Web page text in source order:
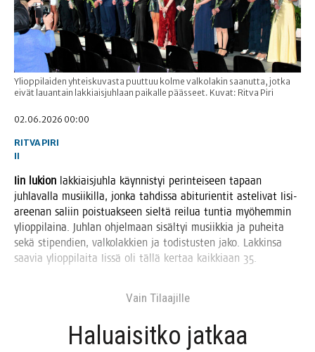
Ylioppilaiden yhteiskuvasta puuttuu kolme valkolakin saanutta, jotka
eivät lauantain lakkiaisjuhlaan paikalle päässeet. Kuvat: Ritva Piri
02.06.2026 00:00
RITVA PIRI
II
Iin lukion lak­kiais­juh­la käyn­nis­tyi perin­tei­seen tapaan
juh­la­val­la musii­kil­la, jon­ka tah­dis­sa abi­tu­rien­tit aste­li­vat Iisi-
aree­nan saliin pois­tuak­seen siel­tä rei­lua tun­tia myö­hem­min
yli­op­pi­lai­na. Juh­lan ohjel­maan sisäl­tyi musiik­kia ja puhei­ta
sekä sti­pen­dien, val­ko­lak­kien ja todis­tus­ten jako. Lak­kin­sa
saa­via yli­op­pi­lai­ta Iis­sä oli täl­lä ker­taa kaik­ki­aan 35.
Vain Tilaa­jil­le
Haluai­sit­ko jat­kaa